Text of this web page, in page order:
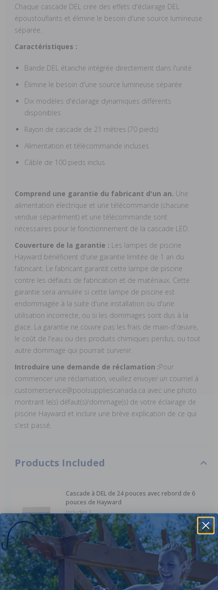
Chaque cascade DEL crée des effets d'éclairage DEL
époustouflants et élimine le besoin d'une source lumineuse
séparée.
Caractéristiques :
Bande DEL étanche intégrée directement dans l'unité
Élimine le besoin d'une source lumineuse séparée
Dix modèles d'éclairage dynamiques différents
disponibles
Rayon de cascade de 21 mètres (70 pieds)
Alimentation et télécommande incluses
Câble de 100 pieds inclus
Comprend une garantie du fabricant d'un an. Une
alimentation électrique et une télécommande (chacune
vendue séparément) et une télécommande sont
nécessaires pour le fonctionnement de la cascade LED.
Couverture de la garantie : Les lampes de piscine
Hayward bénéficient d'une garantie limitée de 1 an du
fabricant. Le fabricant garantit cette lampe de piscine
contre les défauts de fabrication et de matériaux. Cette
garantie sera annulée si cette lampe de piscine est
endommagée à la suite d'une installation ou d'une
utilisation incorrecte, ou si les dommages sont dus à la
glace. La garantie ne couvre pas les frais de main-d'œuvre,
le coût de l'eau ou des produits chimiques perdus, ou tout
autre dommage qui pourrait survenir.
Introduire une demande de réclamation :Pour
commencer une réclamation, veuillez envoyer un courriel à
customerservice@poolsuppliescanada.ca avec une photo
montrant le(s) défaut(s)/dommage(s) de votre éclairage de
piscine Hayward et inclure une brève explication de ce qui
s'est passé.
Products Included
Cascade à DEL de 24 pouces avec rebord de 6
pouces de Hayward
Includes 1
View product in new window
Kit d'alimentation et télécommande pour les
chutes d'eau à DEL de Hayward
Includes 1
View product in new window